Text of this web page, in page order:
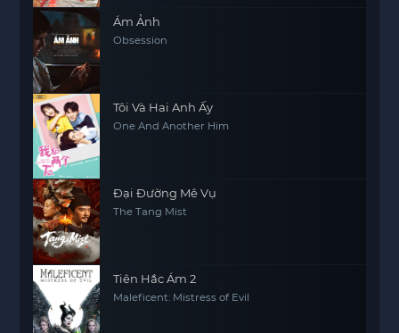
Ám Ảnh
Obsession
Tôi Và Hai Anh Ấy
One And Another Him
Đại Đường Mê Vụ
The Tang Mist
Tiên Hắc Ám 2
Maleficent: Mistress of Evil